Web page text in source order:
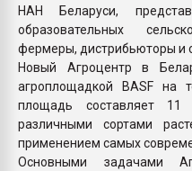
НАН Беларуси,
образовательных
фермеры, дистрибьюторы и
Новый Агроцентр в
агроплощадкой BASF на
площадь составляет
различными сортами
применением самых
Основными задачами